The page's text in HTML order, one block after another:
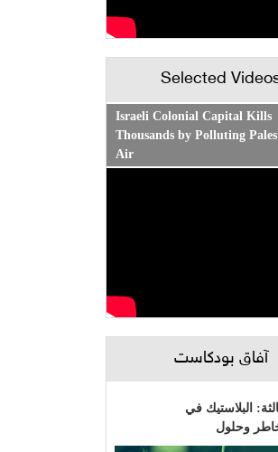
Selected
Israeli Colonial Capital Kills
Thousands by Polluting
Air
آفاق بودكاست
البلاستيك في
وحلول